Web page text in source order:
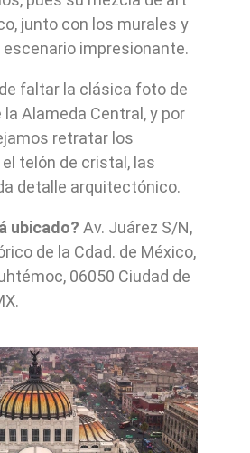
junto con los murales y
impresionante.
faltar la clásica foto de
la Alameda Central, y por
retratar los
telón de cristal, las
detalle arquitectónico.
ubicado? Av. Juárez S/N,
de la Cdad. de México,
06050 Ciudad de